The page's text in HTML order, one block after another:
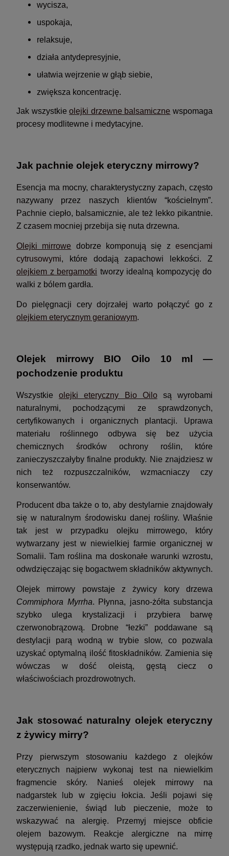
wycisza,
uspokaja,
relaksuje,
działa antydepresyjnie,
ułatwia wejrzenie w głąb siebie,
zwiększa koncentrację.
Jak wszystkieolejki drzewne balsamiczne wspomaga
procesy modlitewne i medytacyjne.
Jak pachnie olejek eteryczny mirrowy?
Esencja ma mocny, charakterystyczny zapach, często
nazywany przez naszych klientów “kościelnym”.
Pachnie ciepło, balsamicznie, ale też lekko pikantnie.
Z czasem mocniej przebija się nuta drzewna.
Olejki mirrowe dobrze komponują się z esencjami
cytrusowymi, które dodają zapachowi lekkości. Z
olejkiem z bergamotki tworzy idealną kompozycję do
walki z bólem gardła.
Do pielęgnacji cery dojrzałej warto połączyć go z
olejkiem eterycznym geraniowym.
Olejek mirrowy BIO Oilo 10 ml —
pochodzenie produktu
Wszystkieolejki eteryczny Bio Oilosą wyrobami
naturalnymi, pochodzącymi ze sprawdzonych,
certyfikowanych i organicznych plantacji. Uprawa
materiału roślinnego odbywa się bez użycia
chemicznych środków ochrony roślin, które
zanieczyszczałyby finalne produkty. Nie znajdziesz w
nich też rozpuszczalników, wzmacniaczy czy
konserwantów.
Producent dba także o to, aby destylarnie znajdowały
się w naturalnym środowisku danej rośliny. Właśnie
tak jest w przypadku olejku mirrowego, który
wytwarzany jest w niewielkiej farmie organicznej w
Somalii. Tam roślina ma doskonałe warunki wzrostu,
odwdzięczając się bogactwem składników aktywnych.
Olejek mirrowy powstaje z żywicy kory drzewa
Commiphora Myrrha. Płynna, jasno-żółta substancja
szybko ulega krystalizacji i przybiera barwę
czerwonobrązową. Drobne “łezki” poddawane są
destylacji parą wodną w trybie slow, co pozwala
uzyskać optymalną ilość fitoskładników. Zamienia się
wówczas w dość oleistą, gęstą ciecz o
właściwościach prozdrowotnych.
Jak stosować naturalny olejek eteryczny
z żywicy mirry?
Przy pierwszym stosowaniu każdego z olejków
eterycznych najpierw wykonaj test na niewielkim
fragmencie skóry. Nanieś olejek mirrowy na
nadgarstek lub w zgięciu łokcia. Jeśli pojawi się
zaczerwienienie, świąd lub pieczenie, może to
wskazywać na alergię. Przemyj miejsce obficie
olejem bazowym. Reakcje alergiczne na mirrę
występują rzadko, jednak warto się upewnić.